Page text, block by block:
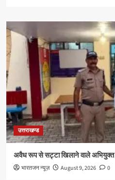
उत्तराखण्ड
अवैध रूप से सट्टा खिलाने वाले अभियुक्त
भारतजन न्यूज़ August 9, 2026 0